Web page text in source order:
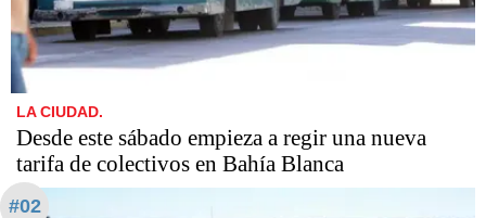
LA CIUDAD.
Desde este sábado empieza a regir una nueva
tarifa de colectivos en Bahía Blanca
#02